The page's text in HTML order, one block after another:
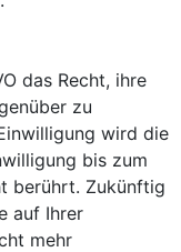
das Recht, ihre
zu
wird die
bis zum
berührt. Zukünftig
auf Ihrer
mehr